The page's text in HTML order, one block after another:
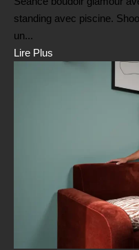
standing avec piscine.
un...
Lire Plus